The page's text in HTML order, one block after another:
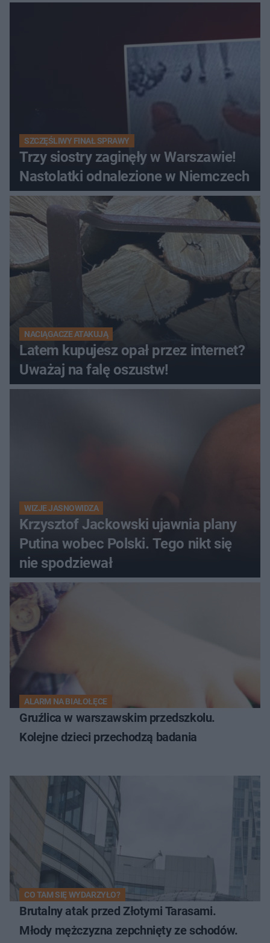
SZCZĘŚLIWY FINAŁ SPRAWY
Trzy siostry zaginęły w Warszawie!
Nastolatki odnalezione w Niemczech
NACIĄGACZE ATAKUJĄ
Latem kupujesz opał przez internet?
Uważaj na falę oszustw!
WIZJE JASNOWIDZA
Krzysztof Jackowski ujawnia plany
Putina wobec Polski. Tego nikt się
nie spodziewał
ALARM NA BIAŁOŁĘCE
Gruźlica w warszawskim przedszkolu.
Kolejne dzieci przechodzą badania
CO TAM SIĘ WYDARZYŁO?
Brutalny atak przed Złotymi Tarasami.
Młody mężczyzna zepchnięty ze schodów.